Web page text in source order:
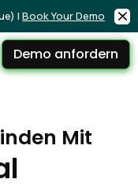
| Book Your Demo
Demo anfordern
Mit